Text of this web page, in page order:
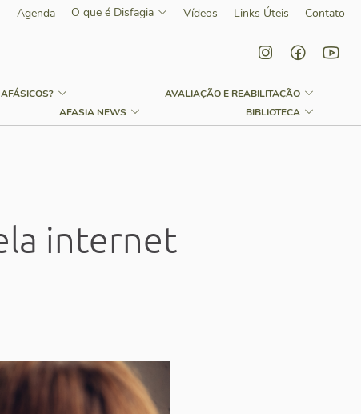
Agenda O que é Disfagia Vídeos Links Úteis Contato
AVALIAÇÃO E REABILITAÇÃO
AFASIA NEWS BIBLIOTECA
internet